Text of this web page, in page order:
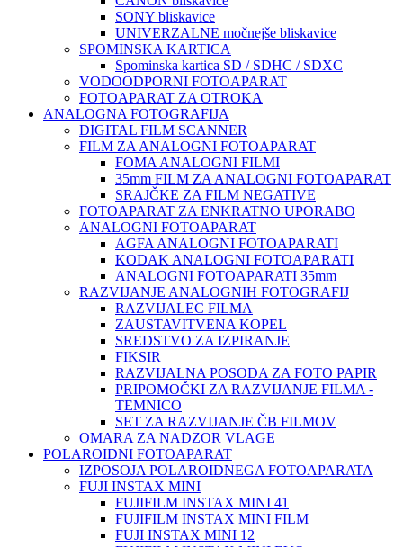
SONY bliskavice
UNIVERZALNE močnejše bliskavice
SPOMINSKA KARTICA
Spominska kartica SD / SDHC / SDXC
VODOODPORNI FOTOAPARAT
FOTOAPARAT ZA OTROKA
ANALOGNA FOTOGRAFIJA
DIGITAL FILM SCANNER
FILM ZA ANALOGNI FOTOAPARAT
FOMA ANALOGNI FILMI
35mm FILM ZA ANALOGNI FOTOAPARAT
SRAJČKE ZA FILM NEGATIVE
FOTOAPARAT ZA ENKRATNO UPORABO
ANALOGNI FOTOAPARAT
AGFA ANALOGNI FOTOAPARATI
KODAK ANALOGNI FOTOAPARATI
ANALOGNI FOTOAPARATI 35mm
RAZVIJANJE ANALOGNIH FOTOGRAFIJ
RAZVIJALEC FILMA
ZAUSTAVITVENA KOPEL
SREDSTVO ZA IZPIRANJE
FIKSIR
RAZVIJALNA POSODA ZA FOTO PAPIR
PRIPOMOČKI ZA RAZVIJANJE FILMA -
TEMNICO
SET ZA RAZVIJANJE ČB FILMOV
OMARA ZA NADZOR VLAGE
POLAROIDNI FOTOAPARAT
IZPOSOJA POLAROIDNEGA FOTOAPARATA
FUJI INSTAX MINI
FUJIFILM INSTAX MINI 41
FUJIFILM INSTAX MINI FILM
FUJI INSTAX MINI 12